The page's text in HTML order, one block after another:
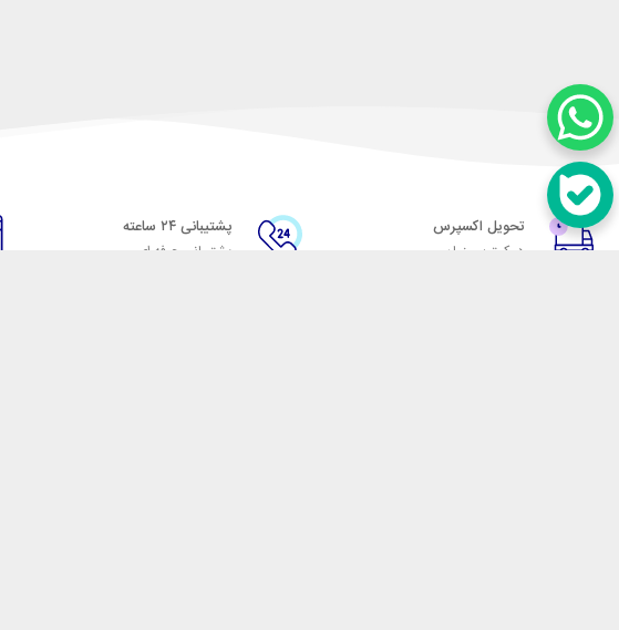
تحویل اکسپرس
در کمترین زمان
پشتیبانی ۲۴ ساعته
پشتیبانی حرفه ای